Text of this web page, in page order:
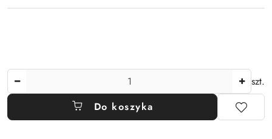
szt.
Do koszyka